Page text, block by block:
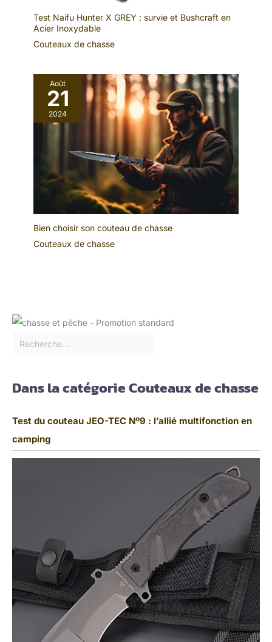
Test Naifu Hunter X GREY : survie et Bushcraft en
Acier Inoxydable
Couteaux de chasse
Août
21
2024
Bien choisir son couteau de chasse
Couteaux de chasse
Dans la catégorie Couteaux de chasse
Test du couteau JEO-TEC Nº9 : l’allié multifonction en
camping